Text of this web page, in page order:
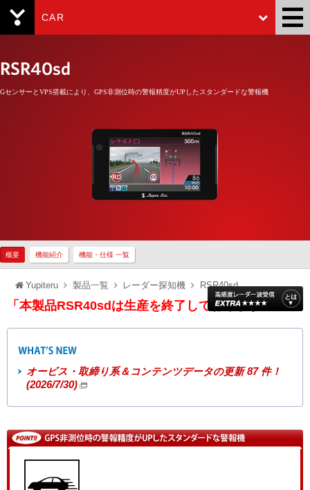
CAR
RSR40sd
GセンサーとVPS搭載により、GPS非測位時の警報精度がUPしたスタンダードな警報機
概要 機能紹介 機能・仕様 一覧
Yupiteru 製品一覧 レーダー探知機 RSR40sd
「本製品RSR40sdは生産を終了しております」
オービス・取締り系＆コンテンツデータの更新 87 件！
(2026/7/30)